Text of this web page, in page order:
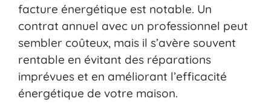
facture énergétique est notable. Un
contrat annuel avec un professionnel peut
sembler coûteux, mais il s’avère souvent
rentable en évitant des réparations
imprévues et en améliorant l’efficacité
énergétique de votre maison.